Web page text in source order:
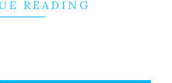
READING